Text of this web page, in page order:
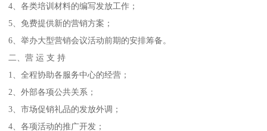
4、各类培训材料的编写发放工作；
5、免费提供新的营销方案；
6、举办大型营销会议活动前期的安排筹备。
二、营 运 支 持
1、全程协助各服务中心的经营；
2、外部各项公共关系；
3、市场促销礼品的发放外调；
4、各项活动的推广开发；